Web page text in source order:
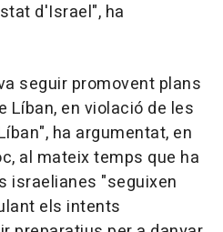
d'Israel", ha
seguir promovent plans
Líban, en violació de les
ha argumentat, en
al mateix temps que ha
israelianes "seguixen
els intents